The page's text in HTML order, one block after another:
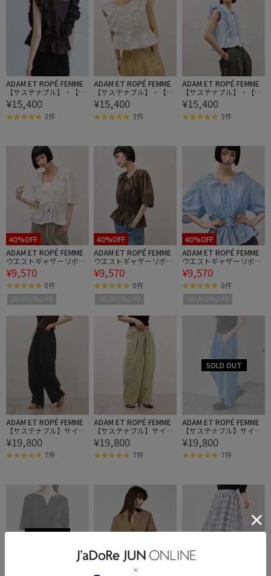
ADAM ET ROPÉ FEMME
【サステナブル】・【定
番】ペタルフリルブラウ
ス
¥15,400
3件
ADAM ET ROPÉ FEMME
【サステナブル】・【定
番】ペタルフリルブラウ
ス
¥15,400
3件
ADAM ET ROPÉ FEMME
【サステナブル】・【定
番】ペタルフリルブラウ
ス
¥15,400
3件
40%OFF
ADAM ET ROPÉ FEMME
ウエストギャザーリボン
ブラウス
¥9,570
8件
2BUY10%OFF
40%OFF
ADAM ET ROPÉ FEMME
ウエストギャザーリボン
ブラウス
¥9,570
8件
2BUY10%OFF
40%OFF
ADAM ET ROPÉ FEMME
ウエストギャザーリボン
ブラウス
¥9,570
8件
2BUY10%OFF
ADAM ET ROPÉ FEMME
【サステナブル】サイド
レース撥水ナイロンパン
ツ
¥19,800
7件
ADAM ET ROPÉ FEMME
【サステナブル】サイド
レース撥水ナイロンパン
ツ
¥19,800
7件
ADAM ET ROPÉ FEMME
【サステナブル】サイド
レース撥水ナイロンパン
ツ
¥19,800
7件